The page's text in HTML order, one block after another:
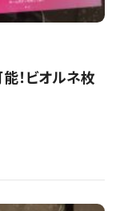
！ビオルネ枚